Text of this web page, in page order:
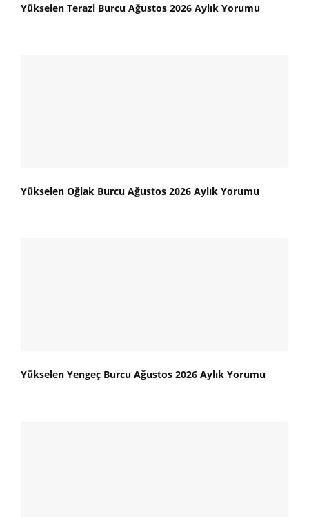
Yükselen Terazi Burcu Ağustos 2026 Aylık Yorumu
Yükselen Oğlak Burcu Ağustos 2026 Aylık Yorumu
Yükselen Yengeç Burcu Ağustos 2026 Aylık Yorumu